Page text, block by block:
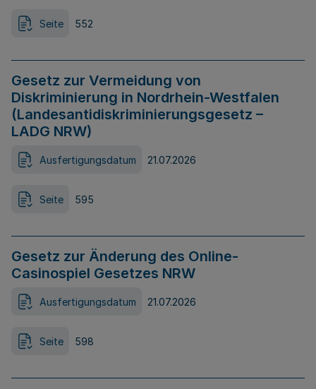
Seite 552
Gesetz zur Vermeidung von
Diskriminierung in Nordrhein-Westfalen
(Landesantidiskriminierungsgesetz –
LADG NRW)
Ausfertigungsdatum 21.07.2026
Seite 595
Gesetz zur Änderung des Online-
Casinospiel Gesetzes NRW
Ausfertigungsdatum 21.07.2026
Seite 598